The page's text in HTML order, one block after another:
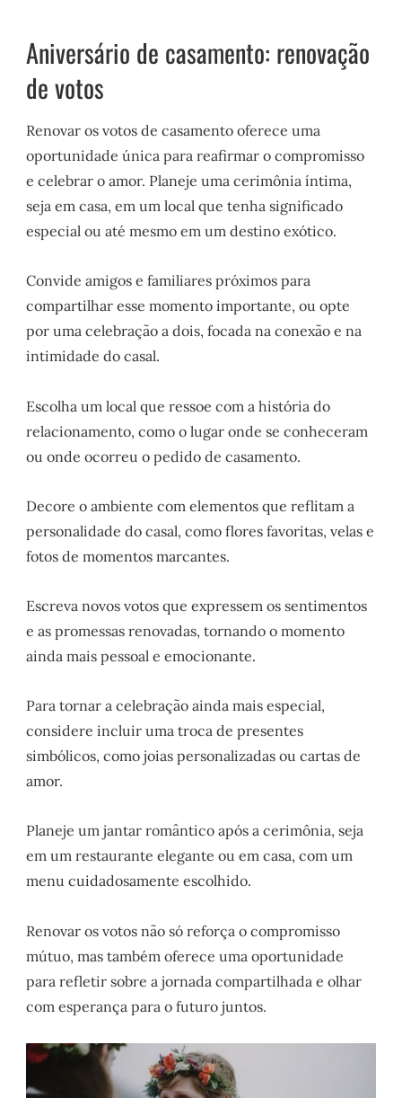
Aniversário de casamento: renovação
de votos
Renovar os votos de casamento oferece uma
oportunidade única para reafirmar o compromisso
e celebrar o amor. Planeje uma cerimônia íntima,
seja em casa, em um local que tenha significado
especial ou até mesmo em um destino exótico.
Convide amigos e familiares próximos para
compartilhar esse momento importante, ou opte
por uma celebração a dois, focada na conexão e na
intimidade do casal.
Escolha um local que ressoe com a história do
relacionamento, como o lugar onde se conheceram
ou onde ocorreu o pedido de casamento.
Decore o ambiente com elementos que reflitam a
personalidade do casal, como flores favoritas, velas e
fotos de momentos marcantes.
Escreva novos votos que expressem os sentimentos
e as promessas renovadas, tornando o momento
ainda mais pessoal e emocionante.
Para tornar a celebração ainda mais especial,
considere incluir uma troca de presentes
simbólicos, como joias personalizadas ou cartas de
amor.
Planeje um jantar romântico após a cerimônia, seja
em um restaurante elegante ou em casa, com um
menu cuidadosamente escolhido.
Renovar os votos não só reforça o compromisso
mútuo, mas também oferece uma oportunidade
para refletir sobre a jornada compartilhada e olhar
com esperança para o futuro juntos.